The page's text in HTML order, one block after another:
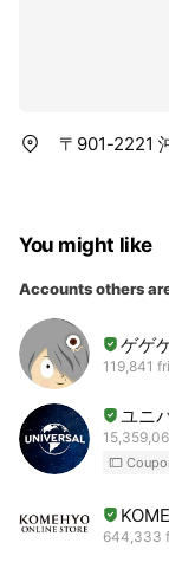
〒901-2221
You might like
Accounts others
ゲゲ
119,841
ユニ
644,333